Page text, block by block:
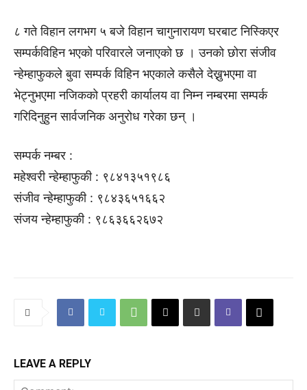
८ गते विहान लगभग ५ बजे विहान चागुनारायण घरबाट निस्किएर
सम्पर्कविहिन भएको परिवारले जनाएको छ । उनको छोरा संजीव
न्हेम्हाफुकले बुवा सम्पर्क विहिन भएकाले कसैले देख्नुभएमा वा
भेट्नुभएमा नजिकको प्रहरी कार्यालय वा निम्न नम्बरमा सम्पर्क
गरिदिनुहुन सार्वजनिक अनुरोध गरेका छन् ।
सम्पर्क नम्बर :
महेश्वरी न्हेम्हाफुकी : ९८४१३५१९८६
संजीव न्हेम्हाफुकी : ९८४३६५१६६२
संजय न्हेम्हाफुकी : ९८६३६६२६७२
LEAVE A REPLY